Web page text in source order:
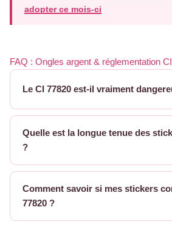
adopter ce mois-ci
FAQ : Ongles argent & réglementation
Le CI 77820 est-il vraiment
Quelle est la longue tenue des
?
Comment savoir si mes stickers
77820 ?